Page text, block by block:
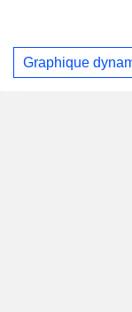
Graphique